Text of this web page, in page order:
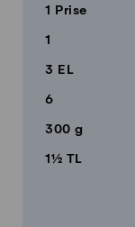
1 Prise
1
3 EL
6
300 g
1½ TL